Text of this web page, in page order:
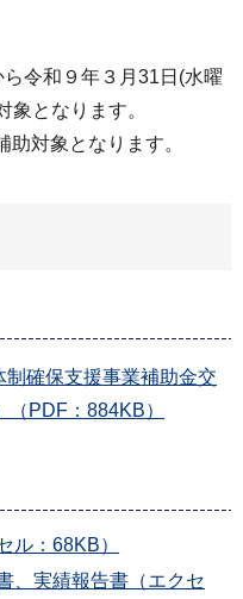
令和９年３月31日(水曜
象となります。
対象となります。
確保支援事業補助金交
PDF：884KB）
ル：68KB）
、実績報告書（エクセ